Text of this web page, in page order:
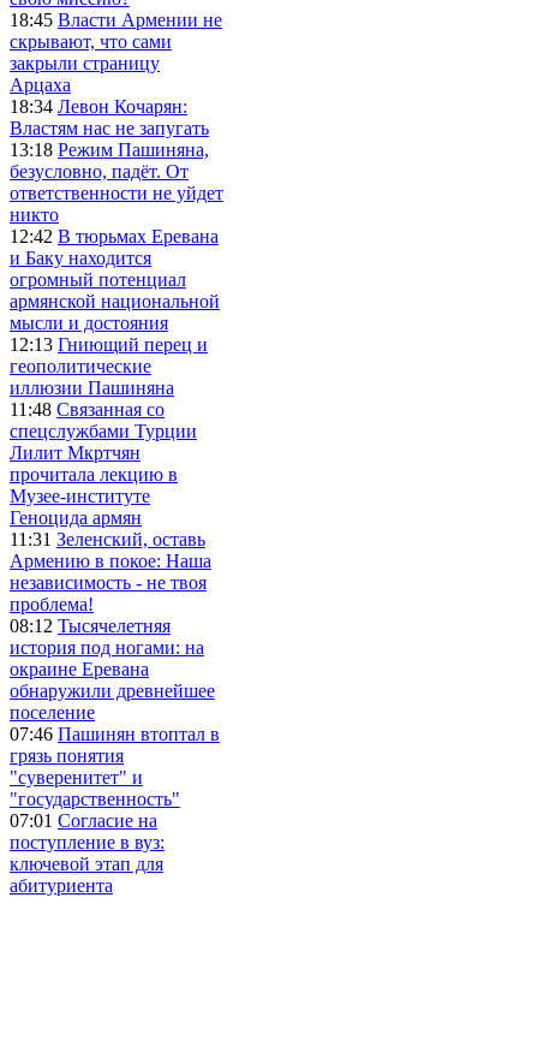
18:45 Власти Армении не
скрывают, что сами
закрыли страницу
Арцаха
18:34 Левон Кочарян:
Властям нас не запугать
13:18 Режим Пашиняна,
безусловно, падёт. От
ответственности не уйдет
никто
12:42 В тюрьмах Еревана
и Баку находится
огромный потенциал
армянской национальной
мысли и достояния
12:13 Гниющий перец и
геополитические
иллюзии Пашиняна
11:48 Связанная со
спецслужбами Турции
Лилит Мкртчян
прочитала лекцию в
Музее-институте
Геноцида армян
11:31 Зеленский, оставь
Армению в покое: Наша
независимость - не твоя
проблема!
08:12 Тысячелетняя
история под ногами: на
окраине Еревана
обнаружили древнейшее
поселение
07:46 Пашинян втоптал в
грязь понятия
"суверенитет" и
"государственность"
07:01 Согласие на
поступление в вуз:
ключевой этап для
абитуриента